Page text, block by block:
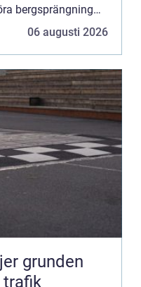
bergsprängning
är ganska
06 augusti 2026
trafik